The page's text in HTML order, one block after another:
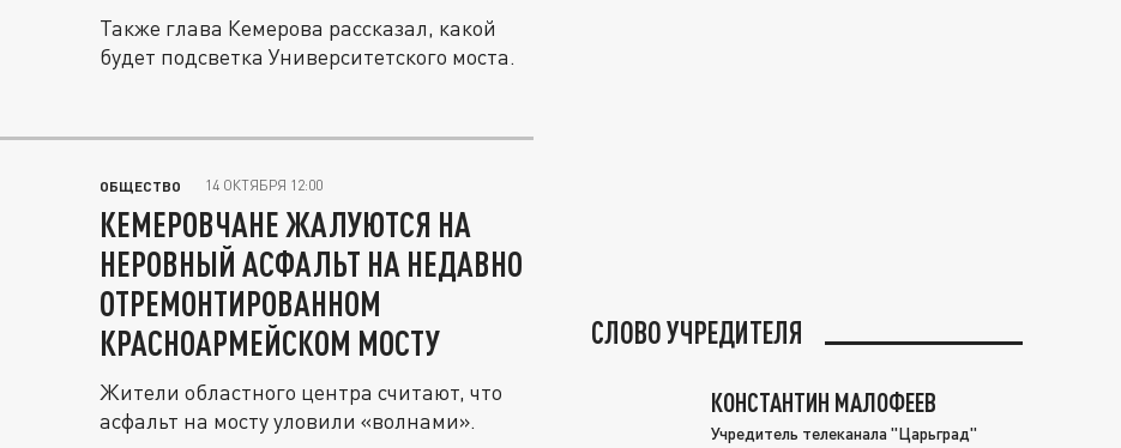
Также глава Кемерова рассказал, какой
будет подсветка Университетского моста.
ОБЩЕСТВО 14 ОКТЯБРЯ 12:00
КЕМЕРОВЧАНЕ ЖАЛУЮТСЯ НА
НЕРОВНЫЙ АСФАЛЬТ НА НЕДАВНО
ОТРЕМОНТИРОВАННОМ
КРАСНОАРМЕЙСКОМ МОСТУ
Жители областного центра считают, что
асфальт на мосту уловили «волнами».
СЛОВО УЧРЕДИТЕЛЯ
КОНСТАНТИН МАЛОФЕЕВ
Учредитель телеканала "Царьград"